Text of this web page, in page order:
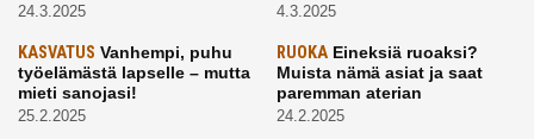
24.3.2025 4.3.2025
KASVATUS Vanhempi, puhu
työelämästä lapselle – mutta
mieti sanojasi!
25.2.2025
RUOKAEineksiä ruoaksi?
Muista nämä asiat ja saat
paremman aterian
24.2.2025